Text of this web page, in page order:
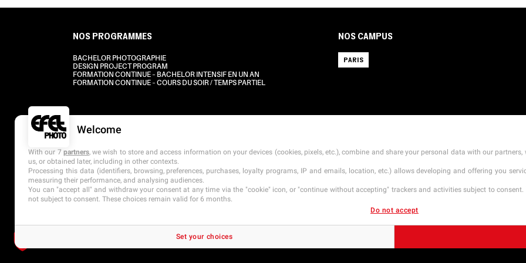
NOS PROGRAMMES
BACHELOR PHOTOGRAPHIE
DESIGN PROJECT PROGRAM
FORMATION CONTINUE – BACHELOR INTENSIF EN UN AN
FORMATION CONTINUE – COURS DU SOIR / TEMPS PARTIEL
NOS CAMPUS
PARIS
CONTACT MENTIONS LÉGALES TARIFS CGI
Welcome
With our 7 partners, we wish to store and access information on your devices (cookies, pixels, etc.), combine and share your personal data with our
us, or obtained later, including in other contexts.
Processing this data (identifiers, browsing, preferences, purchases, loyalty programs, IP and emails, location, etc.) allows developing and offering you
measuring their performance, and analysing audiences.
You can "accept all" and withdraw your consent at any time via the "cookie" icon, or "continue without accepting" trackers and activities subject to
not subject to consent. These choices remain valid for 6 months.
Do not accept
Set your choices